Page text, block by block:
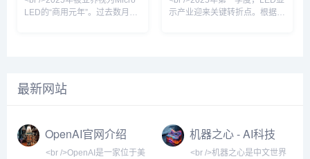
LED的“商用元年”。过去数月
是，巨量转移技术的良率首次突
仅存在于实验室的“终极显示技
术”，正加速走向高端商用与家
庭影院市场。<br /
示产业迎来关键转折点。根据最
设备商Kulicke & Soffa的产能已
被预订至2026年。这标志着
Micro L
最新网站
OpenAI官网介绍
<br />OpenAI是一家位于美
机器之心 - AI科技
媒体
<br />机器之心是中文世界